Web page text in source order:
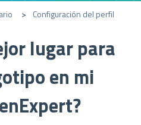
Configuración del perfil
lugar para
en mi